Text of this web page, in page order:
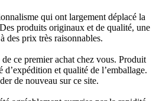
qui ont largement déplacé la
produits originaux et de qualité, une
des prix très raisonnables.
ce premier achat chez vous. Produit
et qualité de l’emballage.
de nouveau sur ce site.